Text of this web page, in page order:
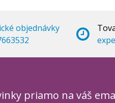
objednávky
priamo na váš